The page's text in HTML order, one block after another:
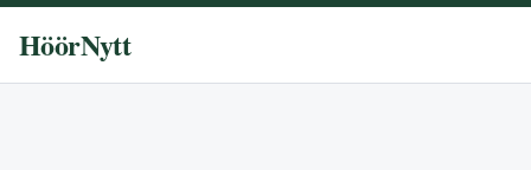
HöörNytt